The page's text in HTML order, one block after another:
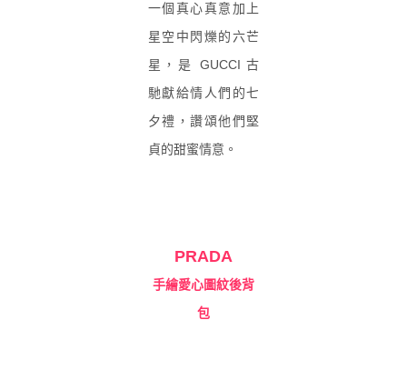
一個真心真意加上
星空中閃爍的六芒
星，是 GUCCI 古
馳獻給情人們的七
夕禮，讚頌他們堅
貞的甜蜜情意。
PRADA
手繪愛心圖紋後背
包